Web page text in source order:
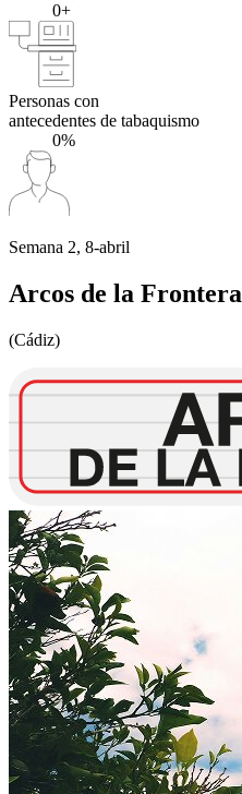
0+
Personas con
antecedentes de tabaquismo
0%
Semana 2, 8-abril
Arcos de la Frontera
(Cádiz)